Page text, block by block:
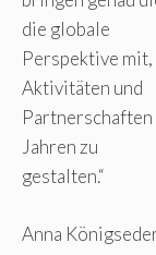
die globale
Perspektive
Aktivitäten und
Jahren zu
gestalten.“
Anna